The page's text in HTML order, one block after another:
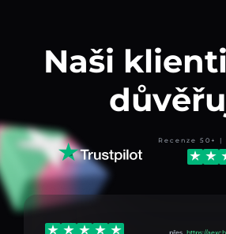
Naši
Recenze 50+ |
přes https://